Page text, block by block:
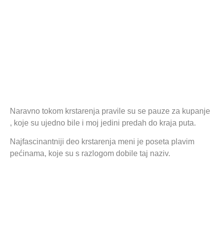
Naravno tokom krstarenja pravile su se pauze za kupanje
, koje su ujedno bile i moj jedini predah do kraja puta.
Najfascinantniji deo krstarenja meni je poseta plavim
pećinama, koje su s razlogom dobile taj naziv.